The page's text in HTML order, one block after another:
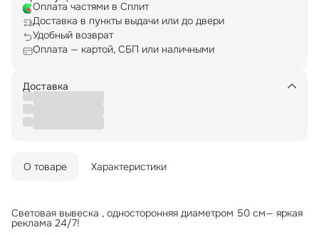
Оплата частями в Сплит
Доставка в пункты выдачи или до двери
Удобный возврат
Оплата — картой, СБП или наличными
Доставка
О товаре Характеристики
Световая вывеска , односторонняя диаметром 50 см— яркая
реклама 24/7!